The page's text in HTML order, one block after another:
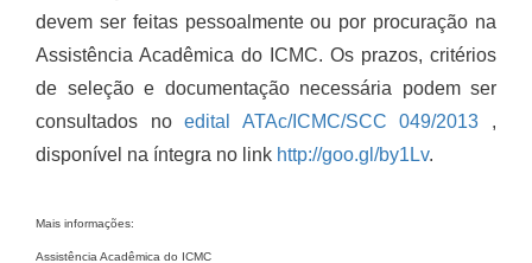
devem ser feitas pessoalmente ou por procuração na
Assistência Acadêmica do ICMC. Os prazos, critérios
de seleção e documentação necessária podem ser
consultados noedital ATAc/ICMC/SCC 049/2013 ,
disponível na íntegra no link http://goo.gl/by1Lv.
Mais informações:
Assistência Acadêmica do ICMC